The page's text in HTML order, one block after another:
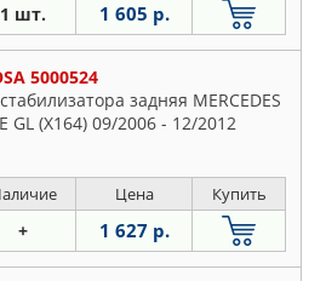
1 шт. 1 605 р.
5000524
задняя MERCEDES
GL (X164) 09/2006 - 12/2012
Цена Купить
+ 1 627 р.